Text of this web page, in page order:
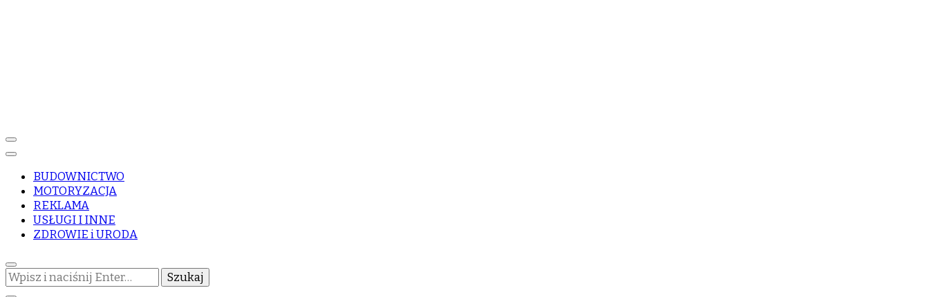
BUDOWNICTWO
MOTORYZACJA
REKLAMA
USŁUGI I INNE
ZDROWIE i URODA
Szukasz
czegoś?